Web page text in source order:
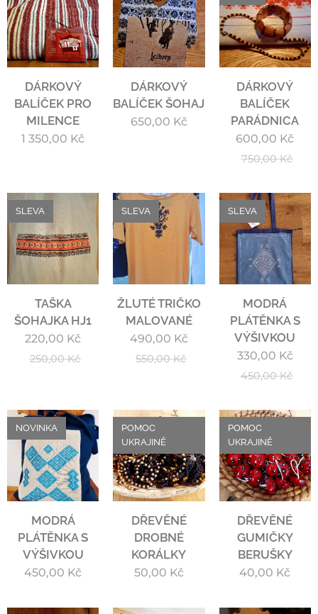
DÁRKOVÝ
BALÍČEK PRO
MILENCE
1 350,00 Kč
DÁRKOVÝ
BALÍČEK ŠOHAJ
650,00 Kč
DÁRKOVÝ
BALÍČEK
PARÁDNICA
600,00 Kč
750,00Kč
TAŠKA
ŠOHAJKA HJ1
SLEVA
220,00 Kč
250,00Kč
ŽLUTÉ TRIČKO
MALOVANÉ
SLEVA
490,00 Kč
550,00Kč
MODRÁ
PLÁTĚNKA S
VÝŠIVKOU
SLEVA
330,00 Kč
450,00Kč
MODRÁ
PLÁTĚNKA S
VÝŠIVKOU
NOVINKA
450,00 Kč
DŘEVĚNÉ
DROBNÉ
KORÁLKY
POMOC
UKRAJINĚ
50,00 Kč
DŘEVĚNÉ
GUMIČKY
BERUŠKY
POMOC
UKRAJINĚ
40,00 Kč